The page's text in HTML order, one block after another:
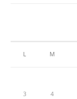
L M
3 4